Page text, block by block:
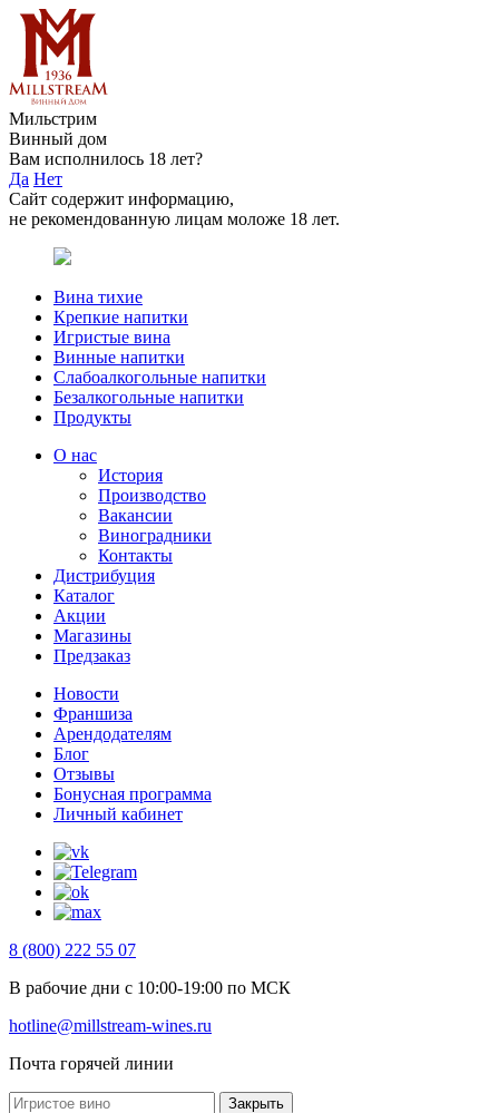
Мильстрим
Винный дом
Вам исполнилось 18 лет?
Да Нет
Сайт содержит информацию,
не рекомендованную лицам моложе 18 лет.
Вина тихие
Крепкие напитки
Игристые вина
Винные напитки
Слабоалкогольные напитки
Безалкогольные напитки
Продукты
О нас
История
Производство
Вакансии
Виноградники
Контакты
Дистрибуция
Каталог
Акции
Магазины
Предзаказ
Новости
Франшиза
Арендодателям
Блог
Отзывы
Бонусная программа
Личный кабинет
8 (800) 222 55 07
В рабочие дни с 10:00-19:00 по МСК
hotline@millstream-wines.ru
Почта горячей линии
Закрыть